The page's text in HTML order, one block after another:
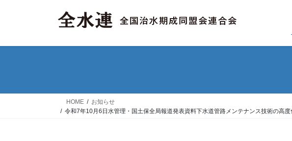
HOME
お知らせ
令和7年10月6日水管理・国土保全局報道発表資料下水道管路メンテナンス技術の高